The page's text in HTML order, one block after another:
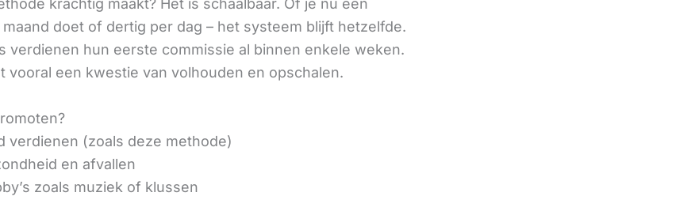
krachtig maakt? Het is schaalbaar. Of je nu één
doet of dertig per dag – het systeem blijft hetzelfde.
verdienen hun eerste commissie al binnen enkele weken.
vooral een kwestie van volhouden en opschalen.
verdienen (zoals deze methode)
en afvallen
zoals muziek of klussen